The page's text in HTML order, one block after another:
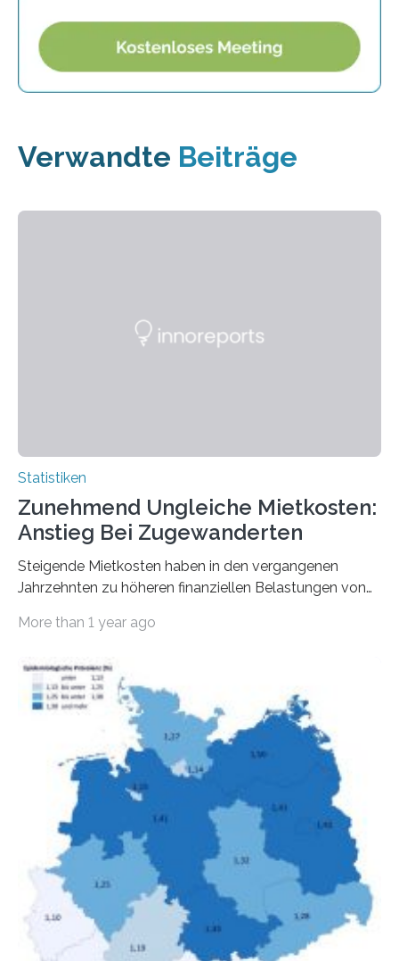
Verwandte Beiträge
Statistiken
Zunehmend Ungleiche Mietkosten:
Anstieg Bei Zugewanderten
Steigende Mietkosten haben in den vergangenen
Jahrzehnten zu höheren finanziellen Belastungen von
Bundesinstitut für Bevölkerungsforschung (BiB)
gesamten Einkommen zwischen 1990 und 2020 für
unterschiedliche Einkommensgruppen sowie für in
Deutschland geborene Menschen und Zugewanderte
verändert hat. Das Ergebnis: Während Personen mit
hohen Einkommen (oberstes Quintil der Verteilung der
Nettoäquivalenzeinkommen) nur einen moderaten
Anstieg des Mietanteils am Gesamteinkommen
hinnehmen mussten, nahm die Belastung bei
Menschen mit…
More than 1 year ago